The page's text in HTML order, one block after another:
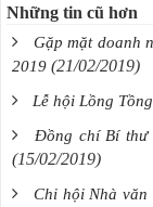
Những tin cũ hơn
Gặp mặt doanh
2019 (21/02/2019)
Lễ hội Lồng
Đồng chí Bí thư
(15/02/2019)
Chi hội Nhà văn